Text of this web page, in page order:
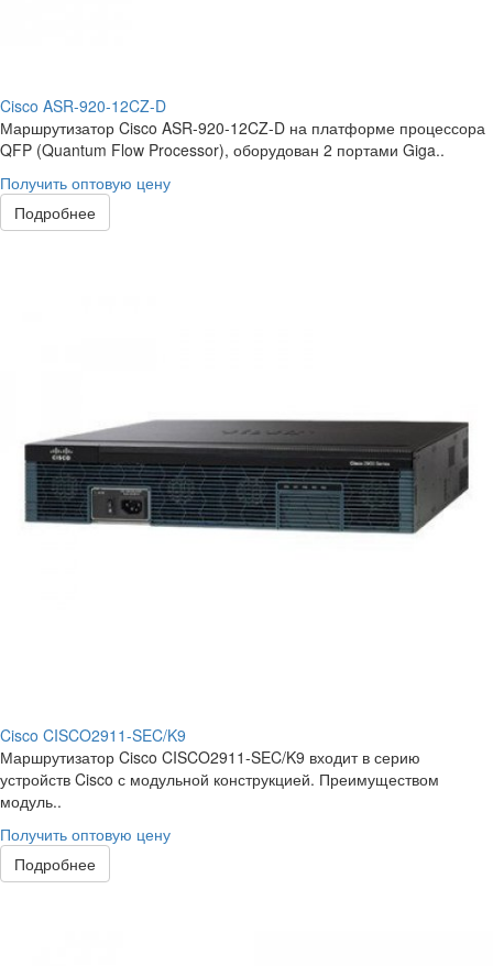
Cisco ASR-920-12CZ-D
Маршрутизатор Cisco ASR-920-12CZ-D на платформе процессора
QFP (Quantum Flow Processor), оборудован 2 портами Giga..
Получить оптовую цену
Подробнее
Cisco CISCO2911-SEC/K9
Маршрутизатор Cisco CISCO2911-SEC/K9 входит в серию
устройств Cisco с модульной конструкцией. Преимуществом
модуль..
Получить оптовую цену
Подробнее